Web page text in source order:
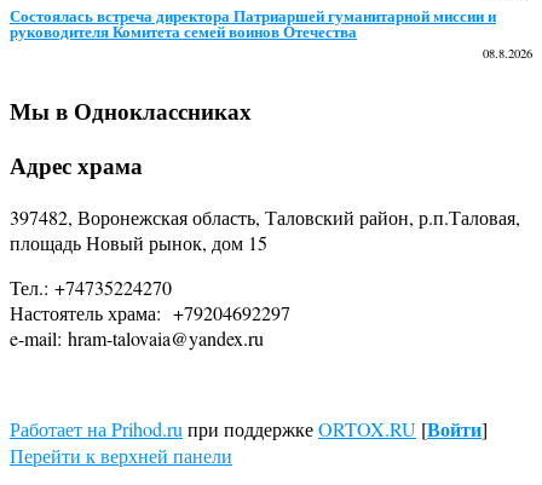
Состоялась встреча директора Патриаршей гуманитарной миссии и
руководителя Комитета семей воинов Отечества
08.8.2026
Мы в Одноклассниках
Адрес храма
397482, Воронежская область, Таловский район, р.п.Таловая,
площадь Новый рынок, дом 15
Тел.: +74735224270
Настоятель храма: +79204692297
e-mail: hram-talovaia@yandex.ru
Работает на Prihod.ru при поддержкеORTOX.RU [Войти]
Перейти к верхней панели